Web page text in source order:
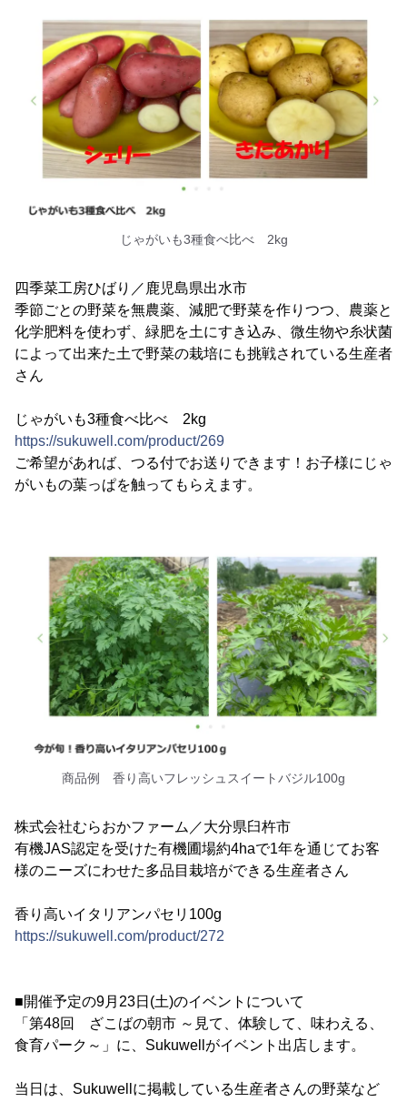
じゃがいも3種食べ比べ 2kg
四季菜工房ひばり／鹿児島県出水市
季節ごとの野菜を無農薬、減肥で野菜を作りつつ、農薬と
化学肥料を使わず、緑肥を土にすき込み、微生物や糸状菌
によって出来た土で野菜の栽培にも挑戦されている生産者
さん
じゃがいも3種食べ比べ 2kg
https://sukuwell.com/product/269
ご希望があれば、つる付でお送りできます！お子様にじゃ
がいもの葉っぱを触ってもらえます。
商品例 香り高いフレッシュスイートバジル100g
株式会社むらおかファーム／大分県臼杵市
有機JAS認定を受けた有機圃場約4haで1年を通じてお客
様のニーズにわせた多品目栽培ができる生産者さん
香り高いイタリアンパセリ100g
https://sukuwell.com/product/272
■開催予定の9月23日(土)のイベントについて
「第48回 ざこばの朝市 ～見て、体験して、味わえる、
食育パーク～」に、Sukuwellがイベント出店します。
当日は、Sukuwellに掲載している生産者さんの野菜など